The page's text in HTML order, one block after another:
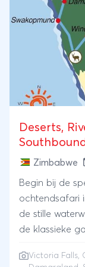
hoogtepunt
Deserts,
Zimbabwe
Begin bij de
ochtendsafari
de stille
de klassieke
vanVictoria Falls,